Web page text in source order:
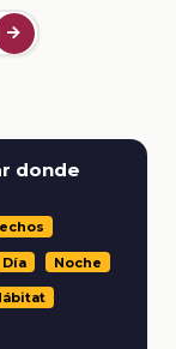
donde
Día Noche